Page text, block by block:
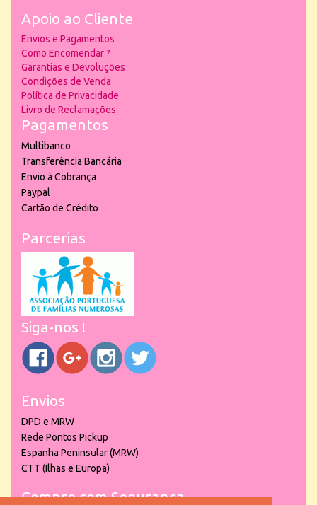
Apoio ao Cliente
Envios e Pagamentos
Como Encomendar ?
Garantias e Devoluções
Condições de Venda
Política de Privacidade
Livro de Reclamações
Pagamentos
Multibanco
Transferência Bancária
Envio à Cobrança
Paypal
Cartão de Crédito
Parcerias
Siga-nos !
Envios
DPD e MRW
Rede Pontos Pickup
Espanha Peninsular (MRW)
CTT (Ilhas e Europa)
Compre com Segurança